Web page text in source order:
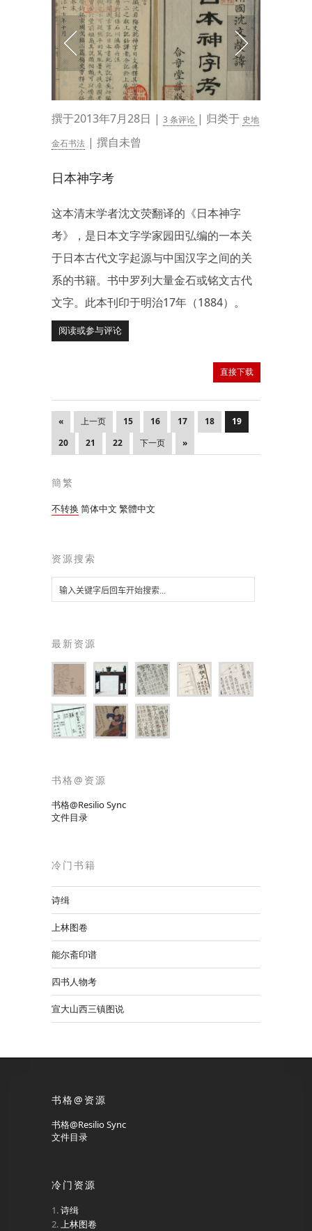
撰于2013年7月28日 | 3 条评论 | 归类于 史地
金石书法 | 撰自未曾
日本神字考
这本清末学者沈文荧翻译的《日本神字
考》，是日本文字学家园田弘编的一本关
于日本古代文字起源与中国汉字之间的关
系的书籍。书中罗列大量金石或铭文古代
文字。此本刊印于明治17年（1884）。
阅读或参与评论
直接下载
« 上一页 15 16 17 18
19
20
21 22 下一页 »
簡繁
不转换 简体中文 繁體中文
资源搜索
最新资源
书格@资源
书格@Resilio Sync
文件目录
冷门书籍
诗缉
上林图卷
能尔斋印谱
四书人物考
宣大山西三镇图说
书格@资源
书格@Resilio Sync
文件目录
冷门资源
诗缉
上林图卷